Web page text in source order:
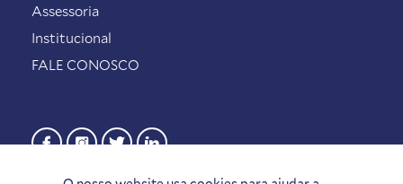
Assessoria
Institucional
FALE CONOSCO